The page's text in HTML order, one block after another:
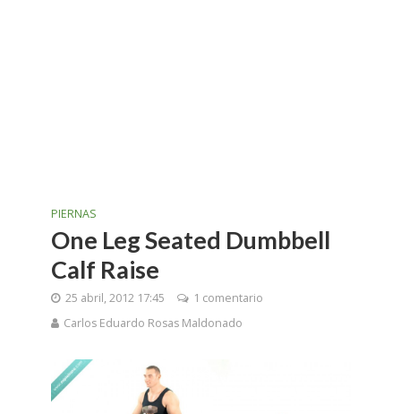
PIERNAS
One Leg Seated Dumbbell
Calf Raise
25 abril, 2012 17:45
1 comentario
Carlos Eduardo Rosas Maldonado